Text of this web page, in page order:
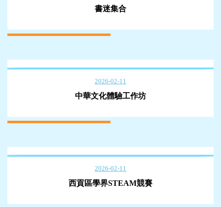
書迷集合
2026-02-11
中華文化體驗工作坊
2026-02-11
西貢區學界STEAM競賽